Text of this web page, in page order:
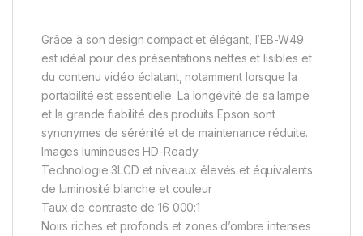
Grâce à son design compact et élégant, l’EB-W49
est idéal pour des présentations nettes et lisibles et
du contenu vidéo éclatant, notamment lorsque la
portabilité est essentielle. La longévité de sa lampe
et la grande fiabilité des produits Epson sont
synonymes de sérénité et de maintenance réduite.
Images lumineuses HD-Ready
Technologie 3LCD et niveaux élevés et équivalents
de luminosité blanche et couleur
Taux de contraste de 16 000:1
Noirs riches et profonds et zones d’ombre intenses